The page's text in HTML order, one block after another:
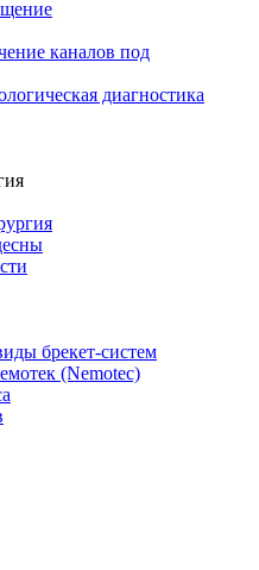
каналов под
диагностика
брекет-систем
(Nemotec)